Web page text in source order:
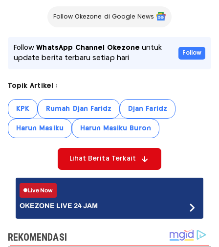
Follow Okezone di Google News
FollowWhatsApp Channel Okezone untuk
update berita terbaru setiap hari
Follow
Topik Artikel :
KPK Rumah Djan Faridz Djan Faridz
Harun Masiku Harun Masiku Buron
Lihat Berita Terkait
Live Now
OKEZONE LIVE 24 JAM